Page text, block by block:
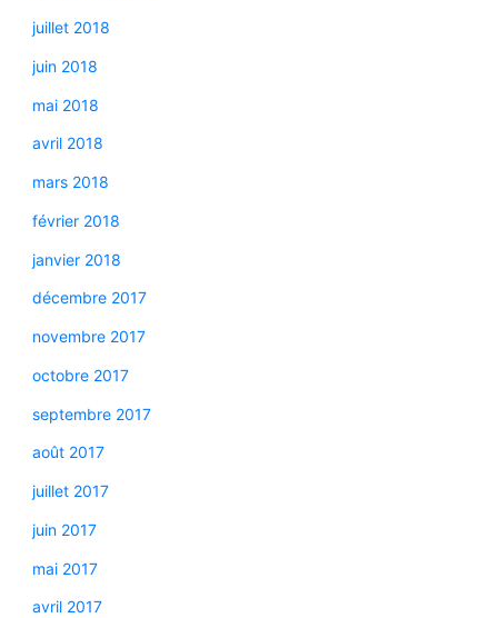
juillet 2018
juin 2018
mai 2018
avril 2018
mars 2018
février 2018
janvier 2018
décembre 2017
novembre 2017
octobre 2017
septembre 2017
août 2017
juillet 2017
juin 2017
mai 2017
avril 2017